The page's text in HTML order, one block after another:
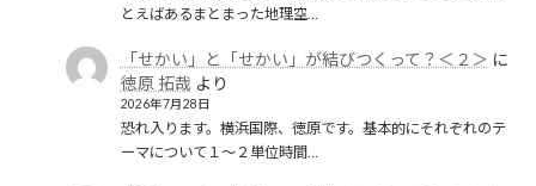
とえばあるまとまった地理空…
「せかい」と「せかい」が結びつくって？＜２＞ に
徳原 拓哉 より
2026年7月28日
恐れ入ります。横浜国際、徳原です。基本的にそれぞれのテ
ーマについて１〜２単位時間…